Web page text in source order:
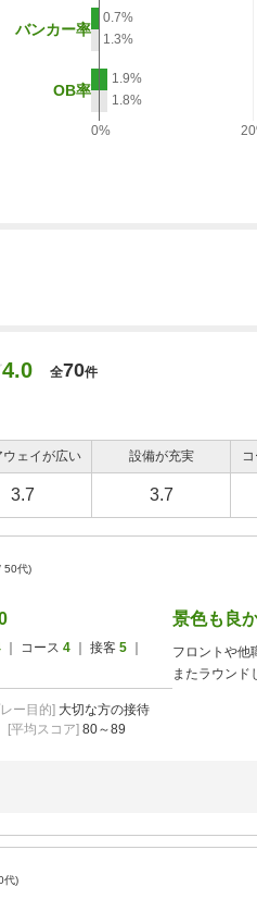
バンカー率
0.7%
1.3%
OB率
1.9%
1.8%
0%
4.0 全70件
ウェイが広い 設備が充実
3.7 3.7
50代)
｜ コース 4 ｜ 接客 5
ー目的] 大切な方の接待
[平均スコア] 80～89
景色も良
フロントや他
またラウンド
代)